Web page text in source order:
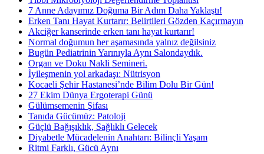
7 Anne Adayımız Doğuma Bir Adım Daha Yaklaştı!
Erken Tanı Hayat Kurtarır: Belirtileri Gözden Kaçırmayın
Akciğer kanserinde erken tanı hayat kurtarır!
Normal doğumun her aşamasında yalnız değilsiniz
Bugün Pediatrinin Yarınıyla Aynı Salondaydık.
Organ ve Doku Nakli Semineri.
İyileşmenin yol arkadaşı: Nütrisyon
Kocaeli Şehir Hastanesi’nde Bilim Dolu Bir Gün!
27 Ekim Dünya Ergoterapi Günü
Gülümsemenin Şifası
Tanıda Gücümüz: Patoloji
Güçlü Bağışıklık, Sağlıklı Gelecek
Diyabetle Mücadelenin Anahtarı: Bilinçli Yaşam
Ritmi Farklı, Gücü Aynı